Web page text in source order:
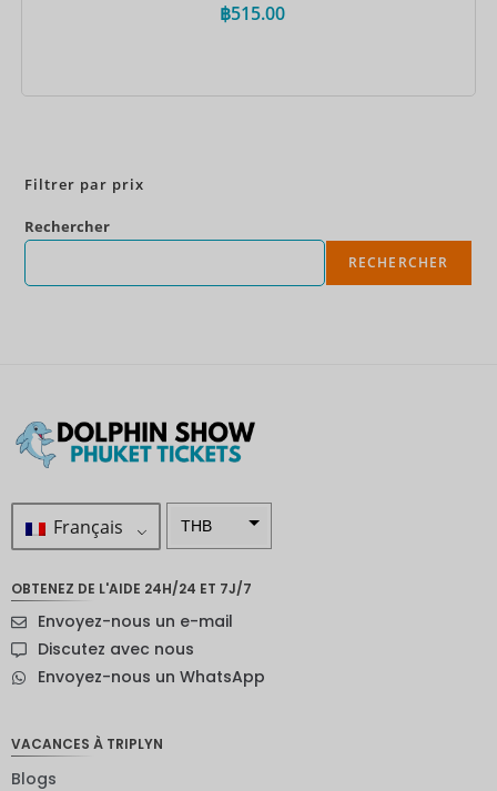
฿515.00
Filtrer par prix
Rechercher
RECHERCHER
Français THB
Dollar
zélandai
OBTENEZ DE L'AIDE 24H/24 ET 7J/7
Envoyez-nous un e-mail
Discutez avec nous
Envoyez-nous un WhatsApp
VACANCES À TRIPLYN
Blogs